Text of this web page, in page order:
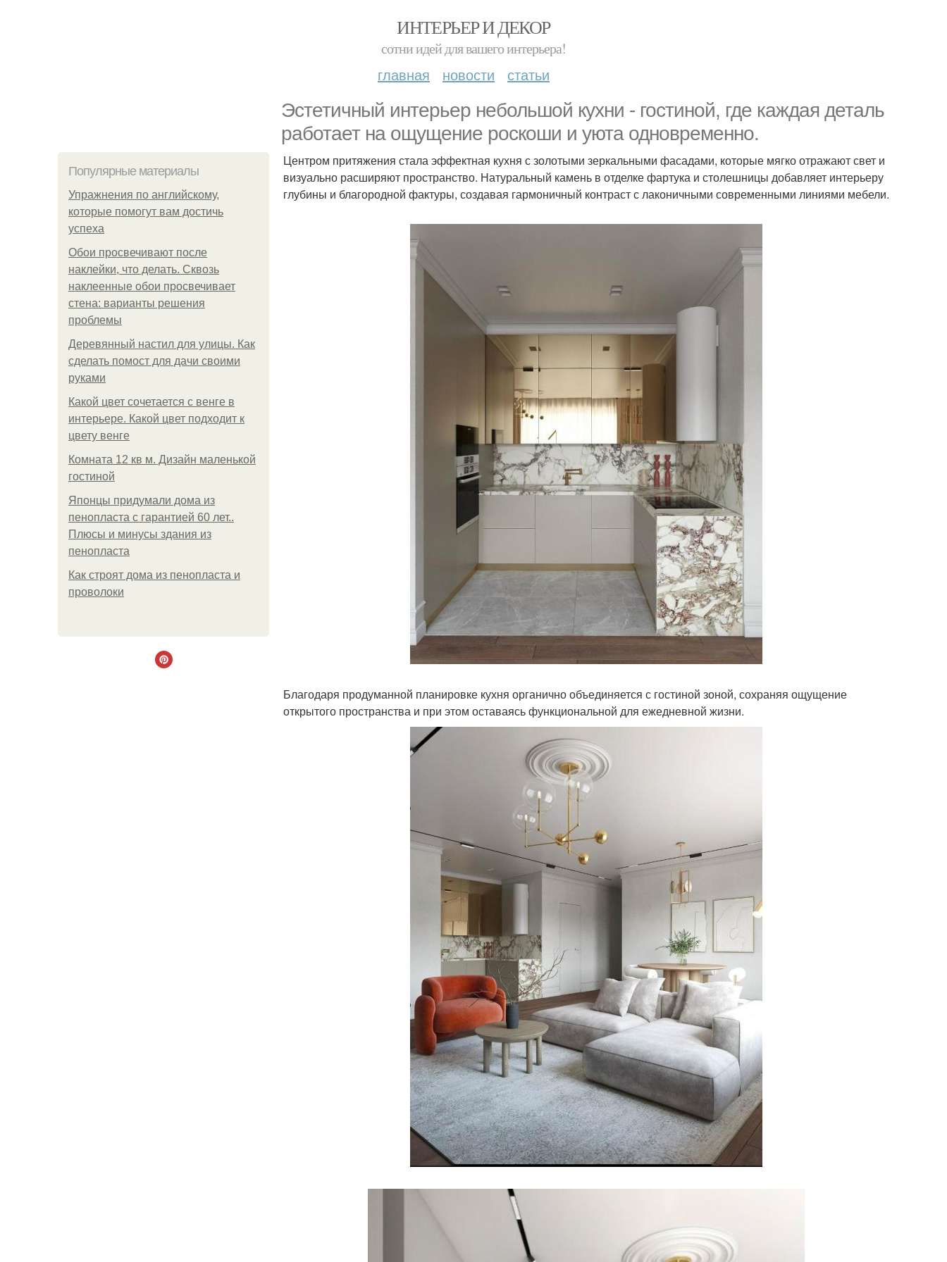
ИНТЕРЬЕР И ДЕКОР
сотни идей для вашего интерьера!
главная новости статьи
Эстетичный интерьер небольшой кухни - гостиной, где каждая деталь
работает на ощущение роскоши и уюта одновременно.
Популярные материалы
Упражнения по английскому,
которые помогут вам достичь
успеха
Обои просвечивают после
наклейки, что делать. Сквозь
наклеенные обои просвечивает
стена: варианты решения
проблемы
Деревянный настил для улицы. Как
сделать помост для дачи своими
руками
Какой цвет сочетается с венге в
интерьере. Какой цвет подходит к
цвету венге
Комната 12 кв м. Дизайн маленькой
гостиной
Японцы придумали дома из
пенопласта с гарантией 60 лет..
Плюсы и минусы здания из
пенопласта
Как строят дома из пенопласта и
проволоки
Центром притяжения стала эффектная кухня с золотыми зеркальными фасадами, которые мягко отражают свет и
визуально расширяют пространство. Натуральный камень в отделке фартука и столешницы добавляет интерьеру
глубины и благородной фактуры, создавая гармоничный контраст с лаконичными современными линиями мебели.
Благодаря продуманной планировке кухня органично объединяется с гостиной зоной, сохраняя ощущение
открытого пространства и при этом оставаясь функциональной для ежедневной жизни.